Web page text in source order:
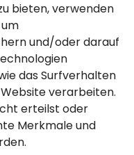
bieten, verwenden
und/oder darauf
das Surfverhalten
verarbeiten.
erteilst oder
Merkmale und